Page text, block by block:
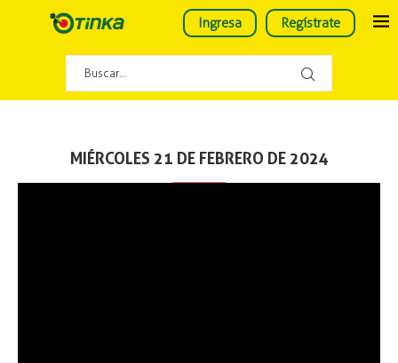
Ingresa Regístrate
MIÉRCOLES 21 DE FEBRERO DE 2024